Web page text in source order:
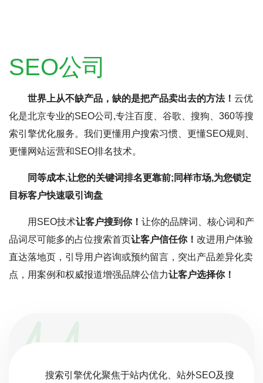
SEO公司
世界上从不缺产品，缺的是把产品卖出去的方法！ 云优
化是北京专业的SEO公司,专注百度、谷歌、搜狗、360等搜
索引擎优化服务。我们更懂用户搜索习惯、更懂SEO规则、
更懂网站运营和SEO排名技术。
同等成本,让您的关键词排名更靠前;同样市场,为您锁定
目标客户快速吸引询盘
用SEO技术让客户搜到你！ 让你的品牌词、核心词和产
品词尽可能多的占位搜索首页让客户信任你！ 改进用户体验
直达落地页，引导用户咨询或预约留言，突出产品差异化卖
点，用案例和权威报道增强品牌公信力让客户选择你！
搜索引擎优化聚焦于站内优化、站外SEO及搜